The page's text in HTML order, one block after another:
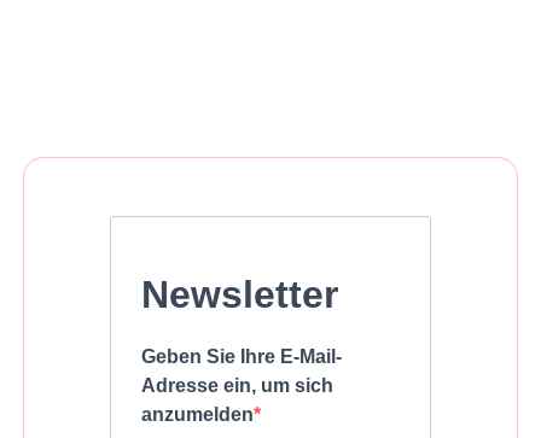
Newsletter
Geben Sie Ihre E-Mail-
Adresse ein, um sich
anzumelden